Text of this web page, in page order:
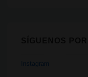
Instagram